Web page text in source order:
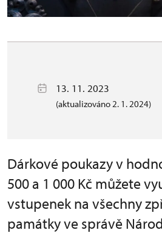
13. 11. 2023
(aktualizováno 2. 1. 2024)
Dárkové poukazy v
500 a 1 000 Kč můžete
vstupenek na všechny
památky ve správě